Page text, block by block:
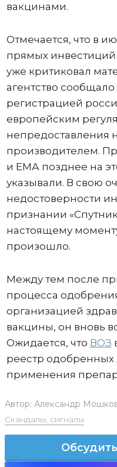
вакцинами.
Отмечается, что в
прямых
уже критиковал
агентство
регистрацией
европейским
непредоставления
производителем.
и ЕМА позднее на
указывали. В свою
недостоверности
признании
настоящему
произошло.
Между тем после
процесса
организацией
вакцины, он вновь
Ожидается, что ВОЗ
реестр одобренных
применения
Автор: Александр
Скандалы, сигналы